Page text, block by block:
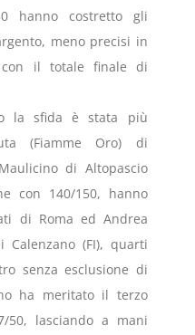
hanno costretto gli
meno precisi in
con il totale finale di
la sfida è stata più
(Fiamme Oro) di
di Altopascio
con 140/150, hanno
di Roma ed Andrea
Calenzano (FI), quarti
senza esclusione di
ha meritato il terzo
50, lasciando a mani